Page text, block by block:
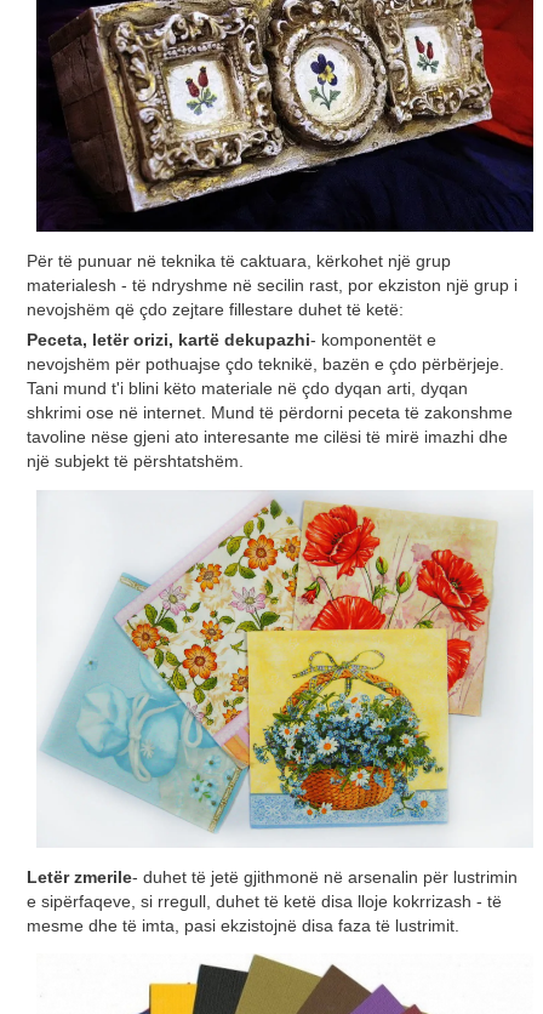
Për të punuar në teknika të caktuara, kërkohet një grup
materialesh - të ndryshme në secilin rast, por ekziston një grup i
nevojshëm që çdo zejtare fillestare duhet të ketë:
Peceta, letër orizi, kartë dekupazhi- komponentët e
nevojshëm për pothuajse çdo teknikë, bazën e çdo përbërjeje.
Tani mund t'i blini këto materiale në çdo dyqan arti, dyqan
shkrimi ose në internet. Mund të përdorni peceta të zakonshme
tavoline nëse gjeni ato interesante me cilësi të mirë imazhi dhe
një subjekt të përshtatshëm.
Letër zmerile- duhet të jetë gjithmonë në arsenalin për lustrimin
e sipërfaqeve, si rregull, duhet të ketë disa lloje kokrrizash - të
mesme dhe të imta, pasi ekzistojnë disa faza të lustrimit.